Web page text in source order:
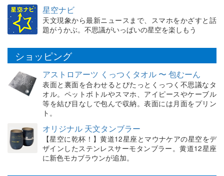
星空ナビ
天文現象から最新ニュースまで、スマホをかざすと話
題がうかぶ。不思議がいっぱいの星空を楽しもう
ショッピング
アストロアーツ くっつくタオル 〜 包むーん
表面と裏面を合わせるとぴたっとくっつく不思議なタ
オル。ペットボトルやスマホ、アイピースやケーブル
等を結び目なしで包んで収納。表面には月面をプリン
ト。
オリジナル 天文タンブラー
【星空に乾杯！】黄道12星座とマウナケアの星空をデ
ザインしたステンレスサーモタンブラー。黄道12星座
に新色モカブラウンが追加。